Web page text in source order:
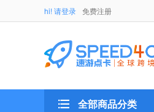
hi! 请登录 免费注册
全部商品分类